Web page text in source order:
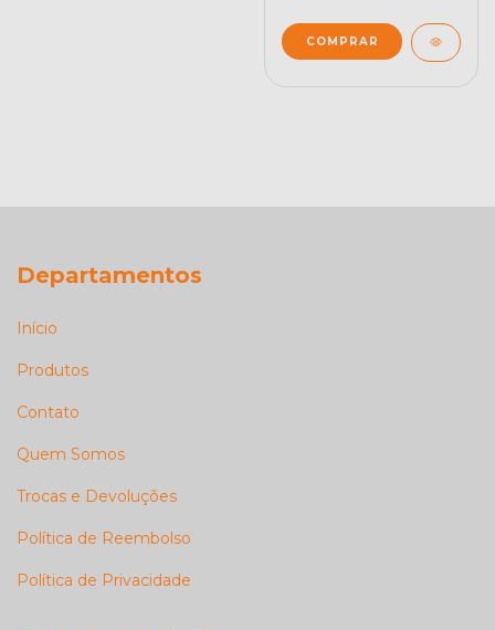
Departamentos
Início
Produtos
Contato
Quem Somos
Trocas e Devoluções
Política de Reembolso
Política de Privacidade